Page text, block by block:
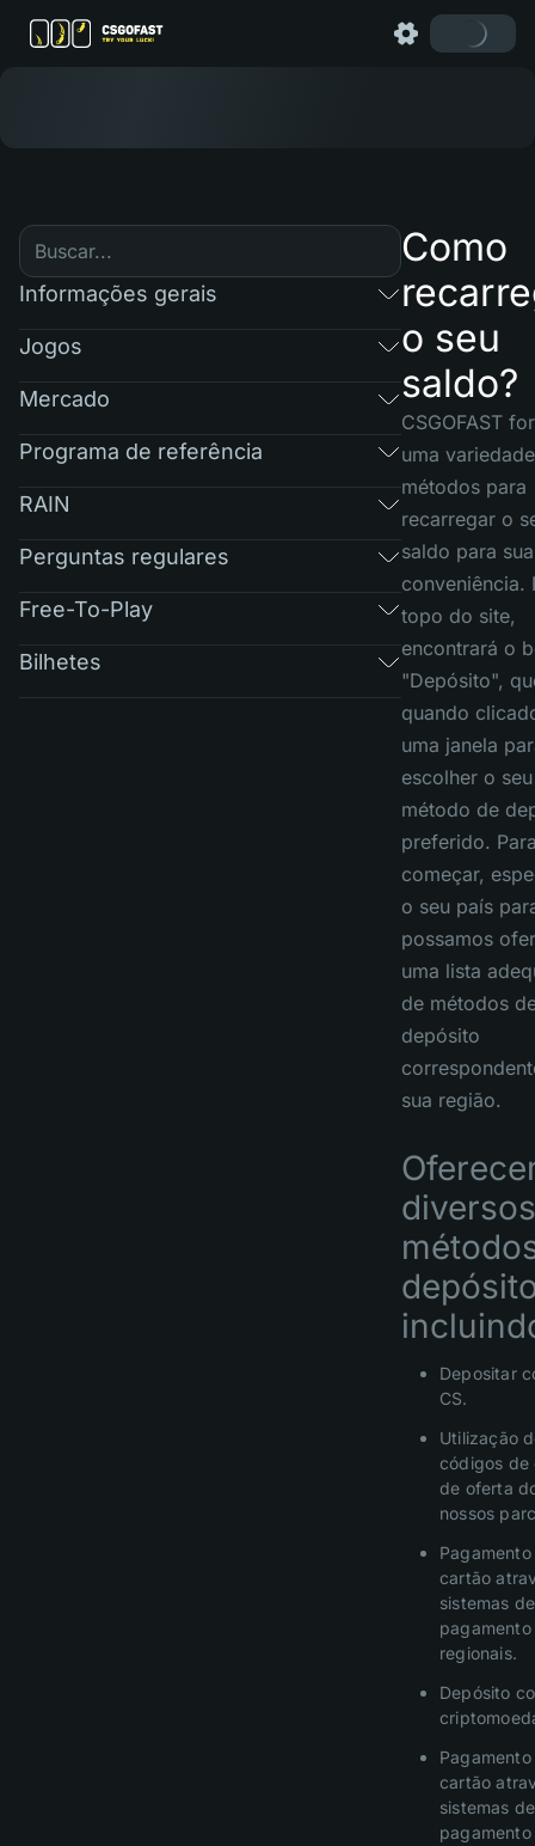
Informações gerais
Jogos
Mercado
Programa de referência
RAIN
Perguntas regulares
Free-To-Play
Bilhetes
Como
o seu
saldo?
CSGOFAST
uma
métodos para
recarregar o
saldo para sua
conveniência.
topo do site,
encontrará o
"Depósito",
quando
uma janela
escolher o seu
método de
preferido.
começar,
o seu país
possamos
uma lista
de métodos
depósito
sua região.
diversos
Depositar
CS.
Utilização
códigos de
de oferta
nossos
cartão
sistemas de
pagamento
regionais.
Depósito
cartão
sistemas de